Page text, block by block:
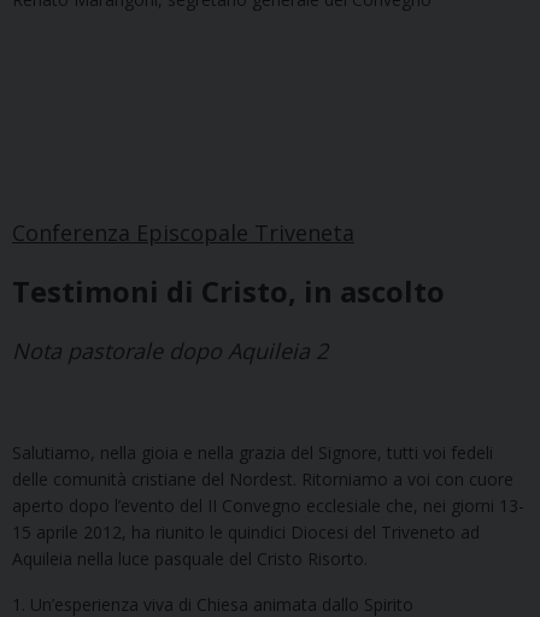
Conferenza Episcopale Triveneta
Testimoni di Cristo, in ascolto
Nota pastorale dopo Aquileia 2
Salutiamo, nella gioia e nella grazia del Signore, tutti voi fedeli
delle comunità cristiane del Nordest. Ritorniamo a voi con cuore
aperto dopo l’evento del II Convegno ecclesiale che, nei giorni 13-
15 aprile 2012, ha riunito le quindici Diocesi del Triveneto ad
Aquileia nella luce pasquale del Cristo Risorto.
1. Un’esperienza viva di Chiesa animata dallo Spirito